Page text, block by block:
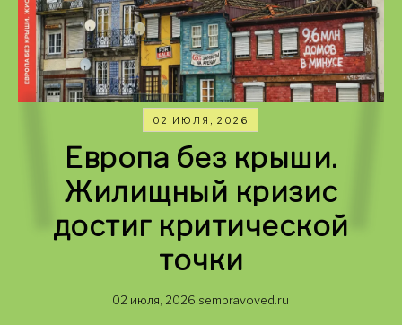
02 ИЮЛЯ, 2026
Европа без крыши.
Жилищный кризис
достиг критической
точки
02 июля, 2026 sempravoved.ru